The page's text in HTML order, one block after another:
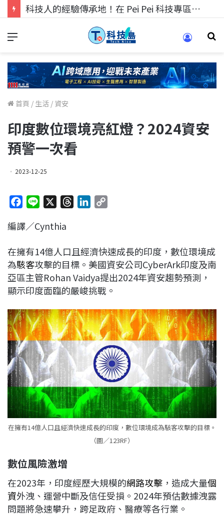
科技人的經驗傳承地！在 Pei Pei 科技專區，與學弟妹交流最硬核的技術
首頁 / 生活 / 資安
印度數位環境亮紅燈？2024資安
預警一次看
2023-12-25
c
b
o
o
k
n
a
d
s
e
d
I
n
L
i
n
k
編譯／Cynthia
在擁有14億人口且經濟快速成長的印度，數位環境成
為駭客攻擊的目標。美國資安公司CyberArk印度及南
亞區主管Rohan Vaidya提出2024年資安趨勢預測，
顯示印度面臨的嚴峻挑戰。
在擁有14億人口且經濟快速成長的印度，數位環境成為駭客攻擊的目標。
（圖／123RF）
數位風險激增
在2023年，印度經歷大規模的網路攻擊 ，造成大量個
資外洩、運營中斷及信任受損。2024年預估數據洩露
問題將急速攀升，跨足政府、醫療等各行業。